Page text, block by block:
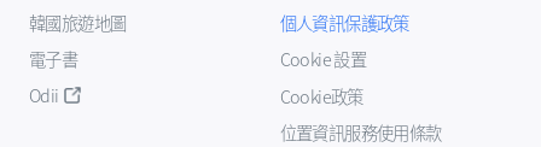
韓國旅遊地圖
電子書
Odii
個人資訊保護政策
Cookie 設置
Cookie政策
位置資訊服務使用條款